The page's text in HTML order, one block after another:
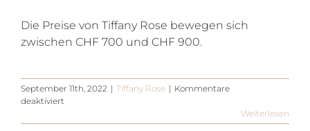
Die Preise von Tiffany Rose bewegen sich
zwischen CHF 700 und CHF 900.
September 11th, 2022 | Tiffany Rose | Kommentare
deaktiviert
welchem
Weiterlesen